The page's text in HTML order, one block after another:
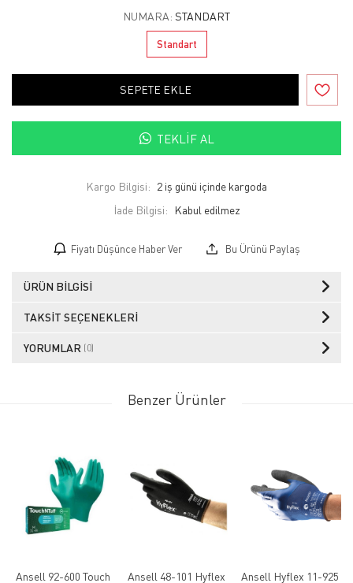
NUMARA: STANDART
Standart
SEPETE EKLE
TEKLIF AL
Kargo Bilgisi: 2 iş günü içinde kargoda
İade Bilgisi:
Fiyatı Düşünce Haber Ver Bu Ürünü Paylaş
ÜRÜN BILGISI
TAKSIT SEÇENEKLERI
YORUMLAR (0)
Benzer Ürünler
Ansell 92-600 Touch
Ansell 48-101 Hyflex
Ansell Hyflex 11-925